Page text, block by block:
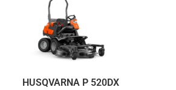
HUSQVARNA P 520DX